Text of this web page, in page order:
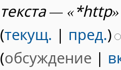
текста —
(текущ. | пред.)
(обсуждение |